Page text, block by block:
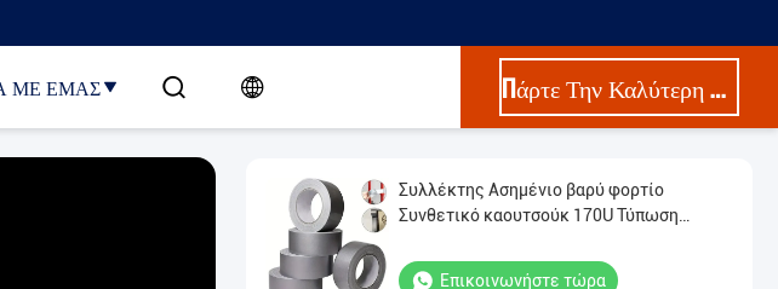
ΜΕ ΕΜΆΣ Πάρτε Την Καλύτερη Τιμή
Συλλέκτης Ασημένιο βαρύ φορτίο
Συνθετικό καουτσούκ 170U Τύπωση
διακοσμητική
Επικοινωνήστε τώρα